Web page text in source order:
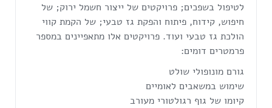
לטיפול בשפכים; פרויקטים של ייצור חשמל ירוק; של
חיפוש, קידוח, פיתוח והפקת גז טבעי; של הקמת קווי
הולכת גז טבעי ועוד. פרויקטים אלו מתאפיינים במספר
פרמטרים דומים:
גורם מונופולי שולט
שימוש במשאבים לאומיים
קיומו של גוף רגולטורי מעורב